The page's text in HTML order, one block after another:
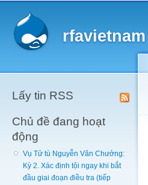
rfavietnam
Lấy tin RSS
Chủ đề đang hoạt
động
Vụ Tử tù Nguyễn Văn Chưởng:
Kỳ 2. Xác định tội ngay khi bắt
đầu giai đoạn điều tra (tiếp